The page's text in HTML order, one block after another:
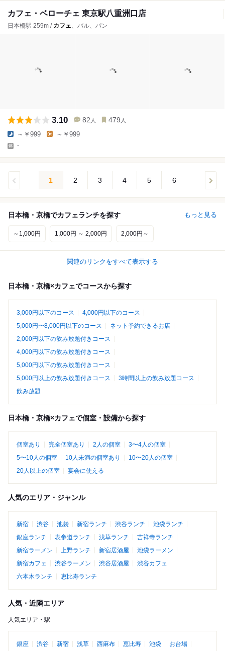
カフェ・ベローチェ 東京駅八重洲口店
日本橋駅 259m / カフェ、バル、パン
3.10 82 人 479 人
～￥999 ～￥999
-
1 2 3 4 5 6
日本橋・京橋でカフェランチを探す もっと見る
～1,000円 1,000円 ～ 2,000円 2,000円～
関連のリンクをすべて表示する
日本橋・京橋×カフェでコースから探す
3,000円以下のコース
4,000円以下のコース
5,000円〜8,000円以下のコース
ネット予約できるお店
2,000円以下の飲み放題付きコース
4,000円以下の飲み放題付きコース
5,000円以下の飲み放題付きコース
5,000円以上の飲み放題付きコース
3時間以上の飲み放題コース
飲み放題
日本橋・京橋×カフェで個室・設備から探す
個室あり 完全個室あり 2人の個室
3〜4人の個室
5〜10人の個室
10人未満の個室あり
10〜20人の個室
20人以上の個室
宴会に使える
人気のエリア・ジャンル
新宿 渋谷 池袋 新宿ランチ 渋谷ランチ
池袋ランチ
銀座ランチ
表参道ランチ 浅草ランチ
吉祥寺ランチ
新宿ラーメン
上野ランチ 新宿居酒屋
池袋ラーメン
新宿カフェ
渋谷ラーメン 渋谷居酒屋
渋谷カフェ
六本木ランチ
恵比寿ランチ
人気・近隣エリア
人気エリア・駅
銀座 渋谷 新宿 浅草 西麻布 恵比寿 池袋
お台場